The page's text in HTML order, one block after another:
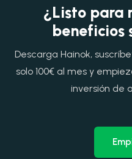
¿Listo para
beneficios
Descarga Hainok,
solo 100€ al mes y
inversión de